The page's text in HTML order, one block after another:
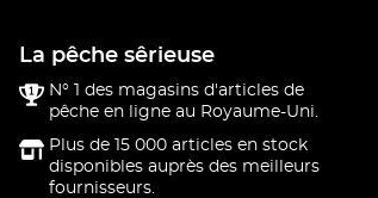
La pêche sêrieuse
N° 1 des magasins d'articles de
pêche en ligne au Royaume-Uni.
Plus de 15 000 articles en stock
disponibles auprès des meilleurs
fournisseurs.